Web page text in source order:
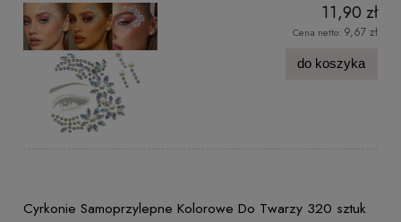
11,90 zł
Cena netto: 9,67 zł
do koszyka
Cyrkonie Samoprzylepne Kolorowe Do Twarzy 320 sztuk